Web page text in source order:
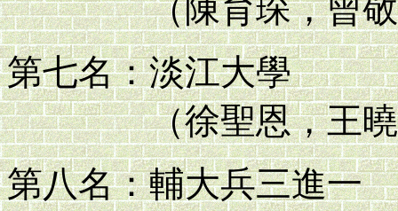
（陳育琛，曾敬升
第七名：淡江大學
（徐聖恩，王曉圓
第八名：輔大兵三進一